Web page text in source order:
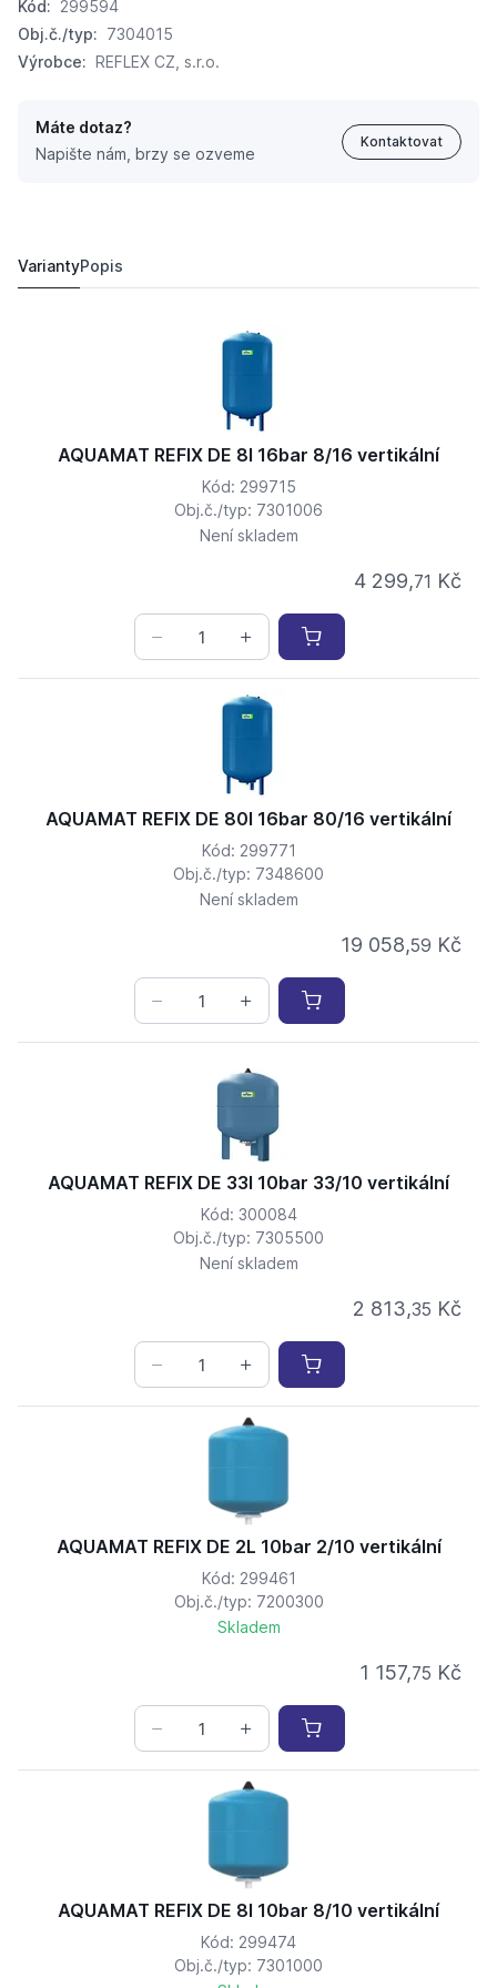
Kód: 299594
Obj.č./typ: 7304015
Výrobce: REFLEX CZ, s.r.o.
Máte dotaz?
Napište nám, brzy se ozveme
Kontaktovat
VariantyPopis
AQUAMAT REFIX DE 8l 16bar 8/16 vertikální
Kód: 299715
Obj.č./typ: 7301006
Není skladem
4 299,71 Kč
AQUAMAT REFIX DE 80l 16bar 80/16 vertikální
Kód: 299771
Obj.č./typ: 7348600
Není skladem
19 058,59 Kč
AQUAMAT REFIX DE 33l 10bar 33/10 vertikální
Kód: 300084
Obj.č./typ: 7305500
Není skladem
2 813,35 Kč
AQUAMAT REFIX DE 2L 10bar 2/10 vertikální
Kód: 299461
Obj.č./typ: 7200300
Skladem
1 157,75 Kč
AQUAMAT REFIX DE 8l 10bar 8/10 vertikální
Kód: 299474
Obj.č./typ: 7301000